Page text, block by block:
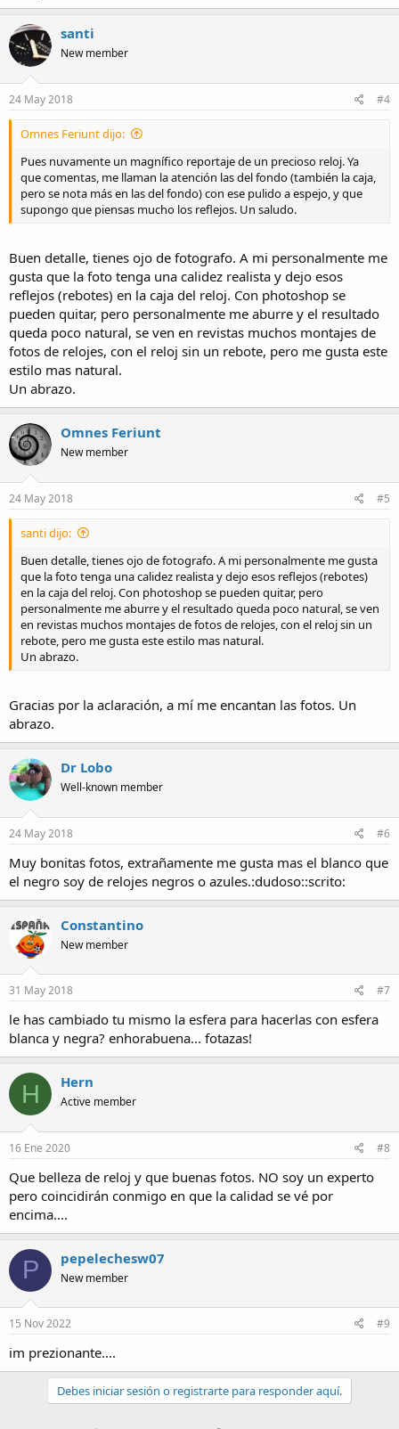
santi
New member
24 May 2018 #4
Omnes Feriunt dijo:
Pues nuvamente un magnífico reportaje de un precioso reloj. Ya
que comentas, me llaman la atención las del fondo (también la caja,
pero se nota más en las del fondo) con ese pulido a espejo, y que
supongo que piensas mucho los reflejos. Un saludo.
Buen detalle, tienes ojo de fotografo. A mi personalmente me
gusta que la foto tenga una calidez realista y dejo esos
reflejos (rebotes) en la caja del reloj. Con photoshop se
pueden quitar, pero personalmente me aburre y el resultado
queda poco natural, se ven en revistas muchos montajes de
fotos de relojes, con el reloj sin un rebote, pero me gusta este
estilo mas natural.
Un abrazo.
Omnes Feriunt
New member
24 May 2018 #5
santi dijo:
Buen detalle, tienes ojo de fotografo. A mi personalmente me gusta
que la foto tenga una calidez realista y dejo esos reflejos (rebotes)
en la caja del reloj. Con photoshop se pueden quitar, pero
personalmente me aburre y el resultado queda poco natural, se ven
en revistas muchos montajes de fotos de relojes, con el reloj sin un
rebote, pero me gusta este estilo mas natural.
Un abrazo.
Gracias por la aclaración, a mí me encantan las fotos. Un
abrazo.
Dr Lobo
Well-known member
24 May 2018 #6
Muy bonitas fotos, extrañamente me gusta mas el blanco que
el negro soy de relojes negros o azules.:dudoso::scrito:
Constantino
New member
31 May 2018 #7
le has cambiado tu mismo la esfera para hacerlas con esfera
blanca y negra? enhorabuena... fotazas!
H Hern
Active member
16 Ene 2020 #8
Que belleza de reloj y que buenas fotos. NO soy un experto
pero coincidirán conmigo en que la calidad se vé por
encima....
P pepelechesw07
New member
15 Nov 2022 #9
im prezionante....
Debes iniciar sesión o registrarte para responder aquí.